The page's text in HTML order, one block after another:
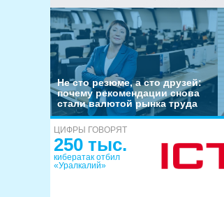
Не сто резюме, а сто друзей:
почему рекомендации снова
стали валютой рынка труда
ЦИФРЫ ГОВОРЯТ
250 тыс.
кибератак отбил
«Уралкалий»